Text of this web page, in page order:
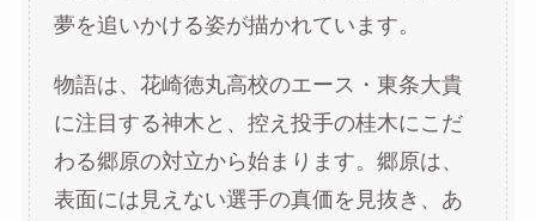
夢を追いかける姿が描かれています。
物語は、花崎徳丸高校のエース・東条大貴
に注目する神木と、控え投手の桂木にこだ
わる郷原の対立から始まります。郷原は、
表面には見えない選手の真価を見抜き、あ